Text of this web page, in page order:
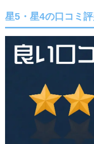
星5・星4の口コミ評